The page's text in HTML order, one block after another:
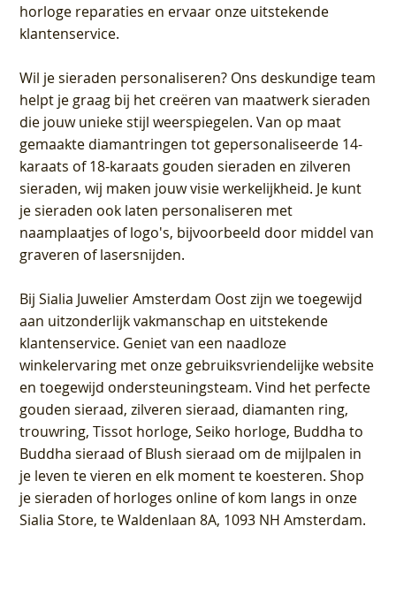
horloge reparaties en ervaar onze uitstekende
klantenservice.
Wil je sieraden personaliseren? Ons deskundige team
helpt je graag bij het creëren van maatwerk sieraden
die jouw unieke stijl weerspiegelen. Van op maat
gemaakte diamantringen tot gepersonaliseerde 14-
karaats of 18-karaats gouden sieraden en zilveren
sieraden, wij maken jouw visie werkelijkheid. Je kunt
je sieraden ook laten personaliseren met
naamplaatjes of logo's, bijvoorbeeld door middel van
graveren of lasersnijden.
BijSialia Juwelier Amsterdam Oostzijn we toegewijd
aan uitzonderlijk vakmanschap en uitstekende
klantenservice. Geniet van een naadloze
winkelervaring met onze gebruiksvriendelijke website
en toegewijd ondersteuningsteam. Vind het perfecte
gouden sieraad, zilveren sieraad, diamanten ring,
trouwring, Tissot horloge, Seiko horloge, Buddha to
Buddha sieraad of Blush sieraad om de mijlpalen in
je leven te vieren en elk moment te koesteren. Shop
je sieraden of horloges online of kom langs in onze
Sialia Store, te Waldenlaan 8A, 1093 NH Amsterdam.